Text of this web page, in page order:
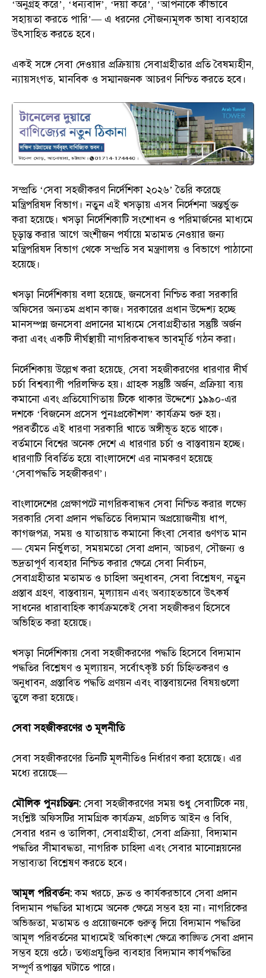
‘অনুগ্রহ করে’, ‘ধন্যবাদ’, ‘দয়া করে’, ‘আপনাকে কীভাবে
সহায়তা করতে পারি’— এ ধরনের সৌজন্যমূলক ভাষা ব্যবহারে
উৎসাহিত করতে হবে।
একই সঙ্গে সেবা দেওয়ার প্রক্রিয়ায় সেবাগ্রহীতার প্রতি বৈষম্যহীন,
ন্যায়সংগত, মানবিক ও সম্মানজনক আচরণ নিশ্চিত করতে হবে।
সম্প্রতি ‘সেবা সহজীকরণ নির্দেশিকা ২০২৬’ তৈরি করেছে
মন্ত্রিপরিষদ বিভাগ। নতুন এই খসড়ায় এসব নির্দেশনা অন্তর্ভুক্ত
করা হয়েছে। খসড়া নির্দেশিকাটি সংশোধন ও পরিমার্জনের মাধ্যমে
চূড়ান্ত করার আগে অংশীজন পর্যায়ে মতামত নেওয়ার জন্য
মন্ত্রিপরিষদ বিভাগ থেকে সম্প্রতি সব মন্ত্রণালয় ও বিভাগে পাঠানো
হয়েছে।
খসড়া নির্দেশিকায় বলা হয়েছে, জনসেবা নিশ্চিত করা সরকারি
অফিসের অন্যতম প্রধান কাজ। সরকারের প্রধান উদ্দেশ্য হচ্ছে
মানসম্পন্ন জনসেবা প্রদানের মাধ্যমে সেবাগ্রহীতার সন্তুষ্টি অর্জন
করা এবং একটি দীর্ঘস্থায়ী নাগরিকবান্ধব ভাবমূর্তি গঠন করা।
নির্দেশিকায় উল্লেখ করা হয়েছে, সেবা সহজীকরণের ধারণার দীর্ঘ
চর্চা বিশ্বব্যাপী পরিলক্ষিত হয়। গ্রাহক সন্তুষ্টি অর্জন, প্রক্রিয়া ব্যয়
কমানো এবং প্রতিযোগিতায় টিকে থাকার উদ্দেশ্যে ১৯৯০-এর
দশকে ‘বিজনেস প্রসেস পুনঃপ্রকৌশল’ কার্যক্রম শুরু হয়।
পরবর্তীতে এই ধারণা সরকারি খাতে অঙ্গীভূত হতে থাকে।
বর্তমানে বিশ্বের অনেক দেশে এ ধারণার চর্চা ও বাস্তবায়ন হচ্ছে।
ধারণাটি বিবর্তিত হয়ে বাংলাদেশে এর নামকরণ হয়েছে
‘সেবাপদ্ধতি সহজীকরণ’।
বাংলাদেশের প্রেক্ষাপটে নাগরিকবান্ধব সেবা নিশ্চিত করার লক্ষ্যে
সরকারি সেবা প্রদান পদ্ধতিতে বিদ্যমান অপ্রয়োজনীয় ধাপ,
কাগজপত্র, সময় ও যাতায়াত কমানো কিংবা সেবার গুণগত মান
— যেমন নির্ভুলতা, সময়মতো সেবা প্রদান, আচরণ, সৌজন্য ও
ভদ্রতাপূর্ণ ব্যবহার নিশ্চিত করার ক্ষেত্রে সেবা নির্বাচন,
সেবাগ্রহীতার মতামত ও চাহিদা অনুধাবন, সেবা বিশ্লেষণ, নতুন
প্রস্তাব গ্রহণ, বাস্তবায়ন, মূল্যায়ন এবং অব্যাহতভাবে উৎকর্ষ
সাধনের ধারাবাহিক কার্যক্রমকেই সেবা সহজীকরণ হিসেবে
অভিহিত করা হয়েছে।
খসড়া নির্দেশিকায় সেবা সহজীকরণের পদ্ধতি হিসেবে বিদ্যমান
পদ্ধতির বিশ্লেষণ ও মূল্যায়ন, সর্বোৎকৃষ্ট চর্চা চিহ্নিতকরণ ও
অনুধাবন, প্রস্তাবিত পদ্ধতি প্রণয়ন এবং বাস্তবায়নের বিষয়গুলো
তুলে করা হয়েছে।
সেবা সহজীকরণের ৩ মূলনীতি
সেবা সহজীকরণের তিনটি মূলনীতিও নির্ধারণ করা হয়েছে। এর
মধ্যে রয়েছে—
মৌলিক পুনঃচিন্তন: সেবা সহজীকরণের সময় শুধু সেবাটিকে নয়,
সংশ্লিষ্ট অফিসটির সামগ্রিক কার্যক্রম, প্রচলিত আইন ও বিধি,
সেবার ধরন ও তালিকা, সেবাগ্রহীতা, সেবা প্রক্রিয়া, বিদ্যমান
পদ্ধতির সীমাবদ্ধতা, নাগরিক চাহিদা এবং সেবার মানোন্নয়নের
সম্ভাব্যতা বিশ্লেষণ করতে হবে।
আমূল পরিবর্তন:কম খরচে, দ্রুত ও কার্যকরভাবে সেবা প্রদান
বিদ্যমান পদ্ধতির মাধ্যমে অনেক ক্ষেত্রে সম্ভব হয় না। নাগরিকের
অভিজ্ঞতা, মতামত ও প্রয়োজনকে গুরুত্ব দিয়ে বিদ্যমান পদ্ধতির
আমূল পরিবর্তনের মাধ্যমেই অধিকাংশ ক্ষেত্রে কাঙ্ক্ষিত সেবা প্রদান
সম্ভব হয়ে ওঠে। তথ্যপ্রযুক্তির ব্যবহার বিদ্যমান কার্যপদ্ধতির
সম্পূর্ণ রূপান্তর ঘটাতে পারে।